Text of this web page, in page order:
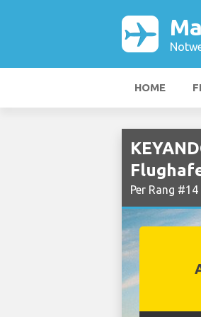
HOME
Per Rang #14